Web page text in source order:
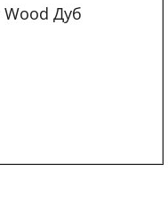
Дуб